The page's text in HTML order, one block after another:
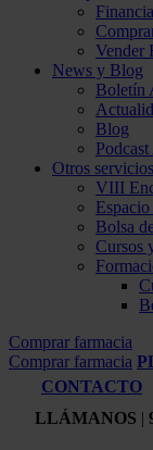
Vender
News y Blog
Boletín
Blog
Otros servicios
VIII
Bolsa
Cursos
Comprar farmacia
Comprar farmacia
CONTACTO
LLÁMANOS |